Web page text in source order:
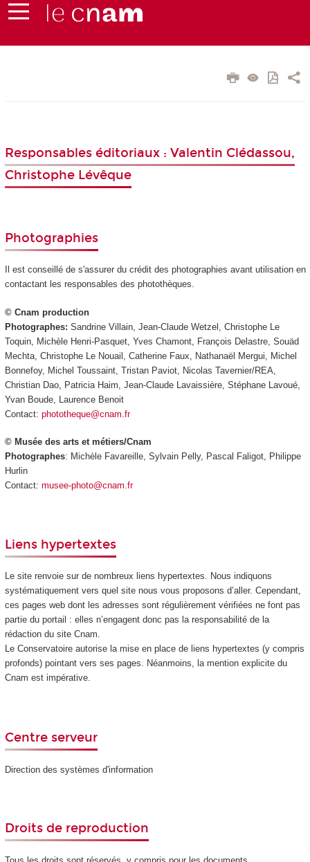
Responsables éditoriaux : Valentin Clédassou,
Christophe Lévêque
Photographies
Il est conseillé de s'assurer du crédit des photographies avant utilisation en
contactant les responsables des photothèques.
© Cnam production
Photographes: Sandrine Villain, Jean-Claude Wetzel, Christophe Le
Toquin, Michèle Henri-Pasquet, Yves Chamont, François Delastre, Souäd
Mechta, Christophe Le Nouail, Catherine Faux, Nathanaël Mergui, Michel
Bonnefoy, Michel Toussaint, Tristan Paviot, Nicolas Tavernier/REA,
Christian Dao, Patricia Haim, Jean-Claude Lavaissière, Stéphane Lavoué,
Yvan Boude, Laurence Benoit
Contact: phototheque@cnam.fr
© Musée des arts et métiers/Cnam
Photographes: Michèle Favareille, Sylvain Pelly, Pascal Faligot, Philippe
Hurlin
Contact: musee-photo@cnam.fr
Liens hypertextes
Le site renvoie sur de nombreux liens hypertextes. Nous indiquons
systématiquement vers quel site nous vous proposons d’aller. Cependant,
ces pages web dont les adresses sont régulièrement vérifiées ne font pas
partie du portail : elles n’engagent donc pas la responsabilité de la
rédaction du site Cnam.
Le Conservatoire autorise la mise en place de liens hypertextes (y compris
profonds) pointant vers ses pages. Néanmoins, la mention explicite du
Cnam est impérative.
Centre serveur
Direction des systèmes d'information
Droits de reproduction